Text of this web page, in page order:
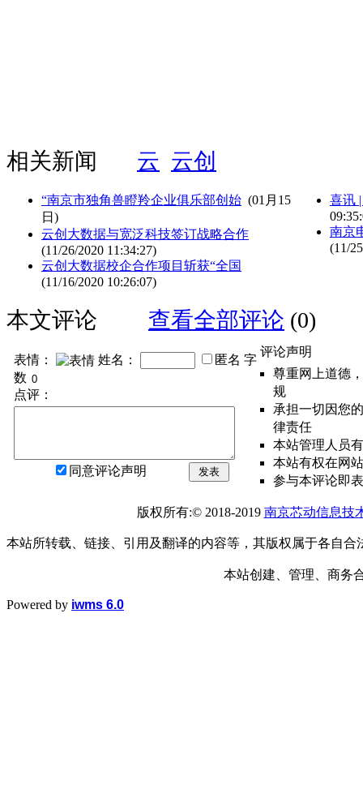
相关新闻 云 云创
“南京市独角兽瞪羚企业俱乐部创始 (01月15
日)
云创大数据与宽泛科技签订战略合作
(11/26/2020 11:34:27)
云创大数据校企合作项目斩获“全国
(11/16/2020 10:26:07)
喜讯
南京
(11/
本文评论 查看全部评论 (0)
表情： 姓名： 匿名 字
数
点评：
同意评论声明 发表
评论声明
尊重网上道德
规
承担一切因您
律责任
本站管理人员
本站有权在网
参与本评论即
版权所有:© 2018-2019 南京芯动信息技
本站所转载、链接、引用及翻译的内容等，其版权属于各自合
本站创建、管理、商务
Powered by iwms 6.0